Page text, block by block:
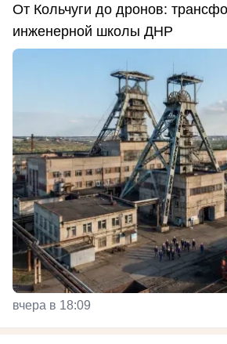
От Кольчуги до дронов:
инженерной школы ДНР
вчера в 18:09